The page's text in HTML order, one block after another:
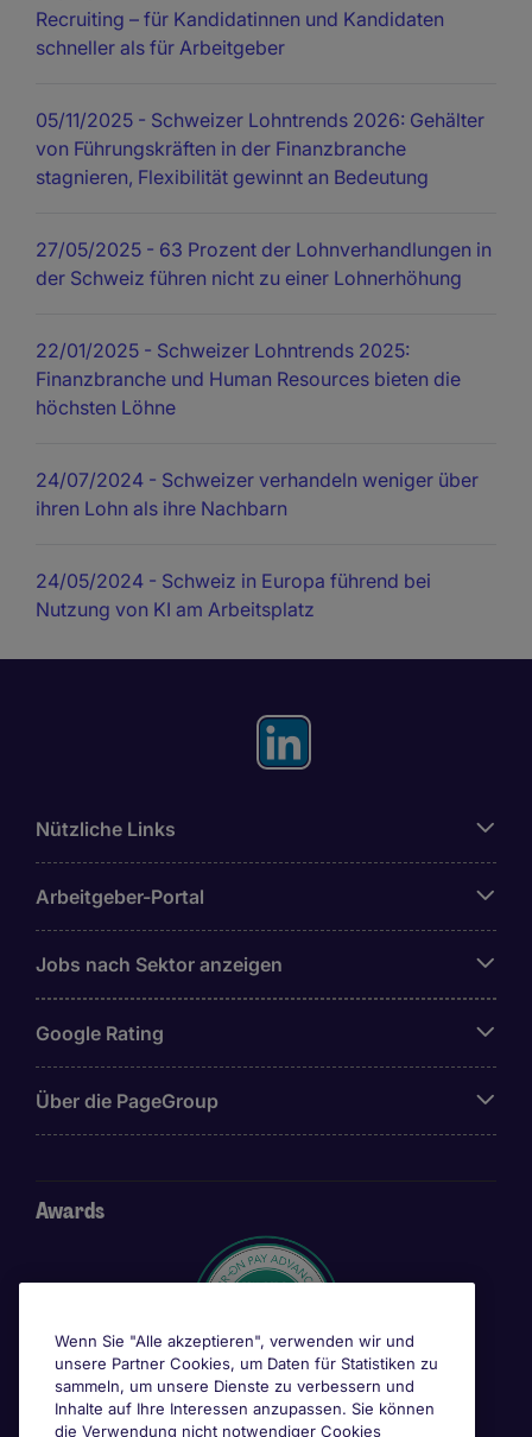
Recruiting – für Kandidatinnen und Kandidaten
schneller als für Arbeitgeber
05/11/2025 - Schweizer Lohntrends 2026: Gehälter
von Führungskräften in der Finanzbranche
stagnieren, Flexibilität gewinnt an Bedeutung
27/05/2025 - 63 Prozent der Lohnverhandlungen in
der Schweiz führen nicht zu einer Lohnerhöhung
22/01/2025 - Schweizer Lohntrends 2025:
Finanzbranche und Human Resources bieten die
höchsten Löhne
24/07/2024 - Schweizer verhandeln weniger über
ihren Lohn als ihre Nachbarn
24/05/2024 - Schweiz in Europa führend bei
Nutzung von KI am Arbeitsplatz
Nützliche Links
Arbeitgeber-Portal
Jobs nach Sektor anzeigen
Google Rating
Über die PageGroup
Awards
Wenn Sie "Alle akzeptieren", verwenden wir und
unsere Partner Cookies, um Daten für Statistiken zu
sammeln, um unsere Dienste zu verbessern und
Inhalte auf Ihre Interessen anzupassen. Sie können
die Verwendung nicht notwendiger Cookies